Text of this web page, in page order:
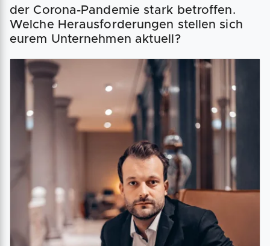
der Corona-Pandemie stark betroffen.
Welche Herausforderungen stellen sich
eurem Unternehmen aktuell?